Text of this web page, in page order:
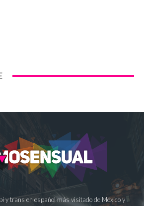
y trans en español más visitado de México y